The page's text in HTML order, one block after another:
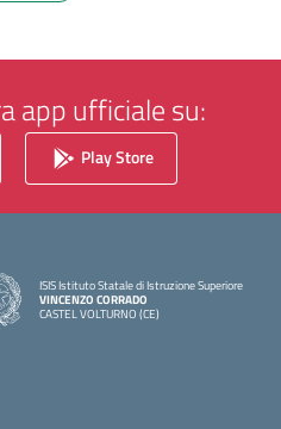
app ufficiale su:
Play Store
ISIS Istituto Statale di Istruzione Superiore
VINCENZO CORRADO
CASTEL VOLTURNO (CE)